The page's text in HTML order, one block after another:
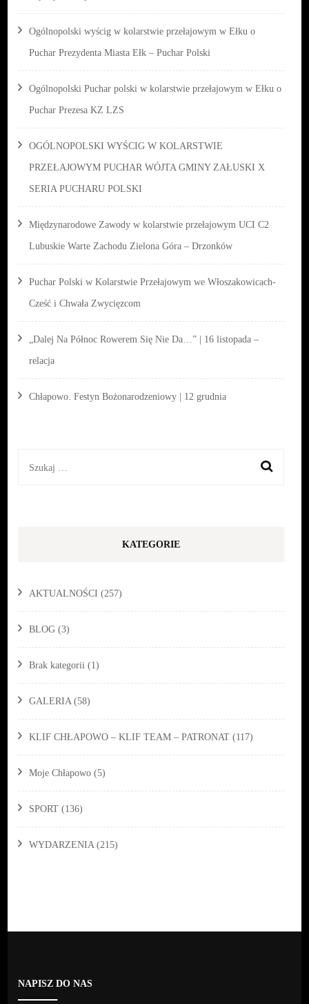
Ogólnopolski wyścig w kolarstwie przełajowym w Ełku o
Puchar Prezydenta Miasta Ełk – Puchar Polski
Ogólnopolski Puchar polski w kolarstwie przełajowym w Ełku o
Puchar Prezesa KZ LZS
OGÓLNOPOLSKI WYŚCIG W KOLARSTWIE
PRZEŁAJOWYM PUCHAR WÓJTA GMINY ZAŁUSKI X
SERIA PUCHARU POLSKI
Międzynarodowe Zawody w kolarstwie przełajowym UCI C2
Lubuskie Warte Zachodu Zielona Góra – Drzonków
Puchar Polski w Kolarstwie Przełajowym we Włoszakowicach-
Cześć i Chwała Zwycięzcom
„Dalej Na Północ Rowerem Się Nie Da…” | 16 listopada –
relacja
Chłapowo. Festyn Bożonarodzeniowy | 12 grudnia
Szukaj:
KATEGORIE
AKTUALNOŚCI (257)
BLOG (3)
Brak kategorii (1)
GALERIA (58)
KLIF CHŁAPOWO – KLIF TEAM – PATRONAT (117)
Moje Chłapowo (5)
SPORT (136)
WYDARZENIA (215)
NAPISZ DO NAS